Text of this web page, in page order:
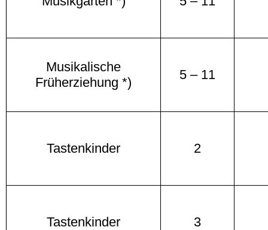
Musikalische
Früherziehung *)
5 – 11
Tastenkinder 2
Tastenkinder 3